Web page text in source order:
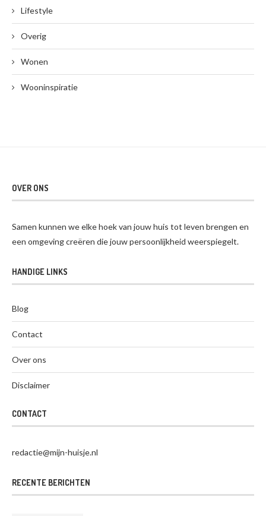
Lifestyle
Overig
Wonen
Wooninspiratie
OVER ONS
Samen kunnen we elke hoek van jouw huis tot leven brengen en
een omgeving creëren die jouw persoonlijkheid weerspiegelt.
HANDIGE LINKS
Blog
Contact
Over ons
Disclaimer
CONTACT
redactie@mijn-huisje.nl
RECENTE BERICHTEN